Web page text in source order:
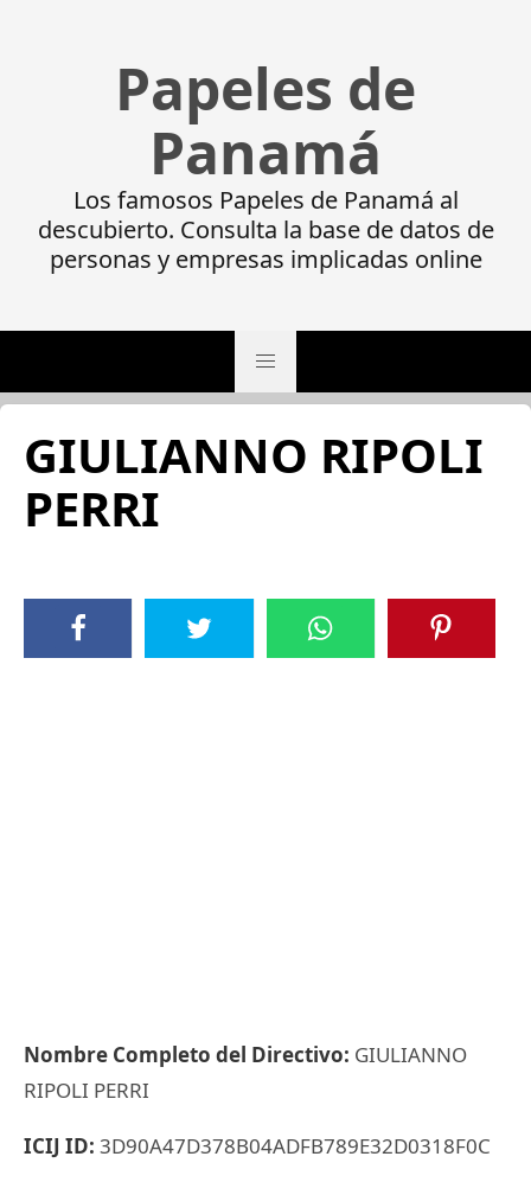
Papeles de
Panamá
Los famosos Papeles de Panamá al
descubierto. Consulta la base de datos de
personas y empresas implicadas online
GIULIANNO RIPOLI
PERRI
Nombre Completo del Directivo: GIULIANNO
RIPOLI PERRI
ICIJ ID: 3D90A47D378B04ADFB789E32D0318F0C